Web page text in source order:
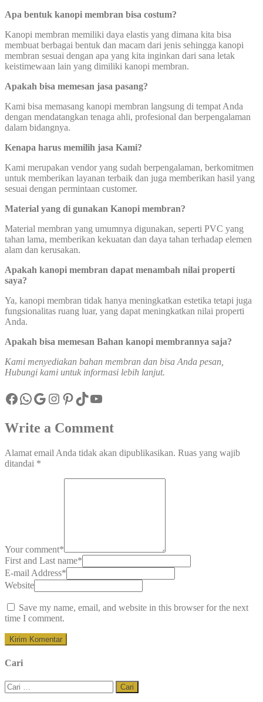
Apa bentuk kanopi membran bisa costum?
Kanopi membran memiliki daya elastis yang dimana kita bisa
membuat berbagai bentuk dan macam dari jenis sehingga kanopi
membran sesuai dengan apa yang kita inginkan dari sana letak
keistimewaan lain yang dimiliki kanopi membran.
Apakah bisa memesan jasa pasang?
Kami bisa memasang kanopi membran langsung di tempat Anda
dengan mendatangkan tenaga ahli, profesional dan berpengalaman
dalam bidangnya.
Kenapa harus memilih jasa Kami?
Kami merupakan vendor yang sudah berpengalaman, berkomitmen
untuk memberikan layanan terbaik dan juga memberikan hasil yang
sesuai dengan permintaan customer.
Material yang di gunakan Kanopi membran?
Material membran yang umumnya digunakan, seperti PVC yang
tahan lama, memberikan kekuatan dan daya tahan terhadap elemen
alam dan kerusakan.
Apakah kanopi membran dapat menambah nilai properti
saya?
Ya, kanopi membran tidak hanya meningkatkan estetika tetapi juga
fungsionalitas ruang luar, yang dapat meningkatkan nilai properti
Anda.
Apakah bisa memesan Bahan kanopi membrannya saja?
Kami menyediakan bahan membran dan bisa Anda pesan,
Hubungi kami untuk informasi lebih lanjut.
Facebook
WhatsApp
Google
Instagram
Pinterest
TikTok
YouTube
Write a Comment
Alamat email Anda tidak akan dipublikasikan. Ruas yang wajib
ditandai *
Your comment*
First and Last name*
E-mail Address*
Website
Save my name, email, and website in this browser for the next
time I comment.
Cari
Cari
untuk: